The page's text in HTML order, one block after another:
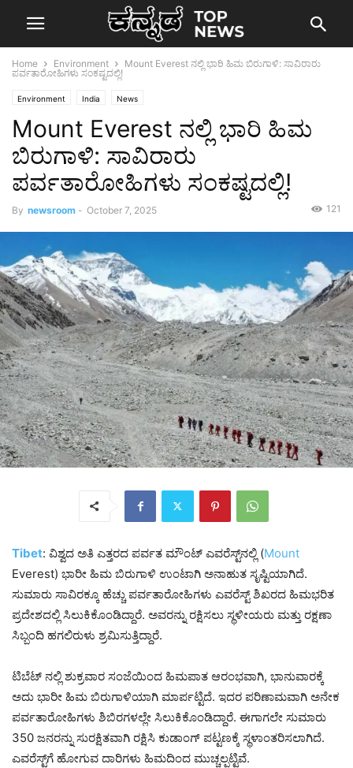
Home Environment
Mount Everest ನಲ್ಲಿ ಭಾರಿ ಹಿಮ ಬಿರುಗಾಳಿ: ಸಾವಿರಾರು
ಪರ್ವತಾರೋಹಿಗಳು ಸಂಕಷ್ಟದಲ್ಲಿ!
Environment India News
Mount Everest ನಲ್ಲಿ ಭಾರಿ ಹಿಮ
ಬಿರುಗಾಳಿ: ಸಾವಿರಾರು
ಪರ್ವತಾರೋಹಿಗಳು ಸಂಕಷ್ಟದಲ್ಲಿ!
By newsroom - October 7, 2025 121
Tibet: ವಿಶ್ವದ ಅತಿ ಎತ್ತರದ ಪರ್ವತ ಮೌಂಟ್ ಎವರೆಸ್ಟ್‌ನಲ್ಲಿ (Mount
Everest) ಭಾರೀ ಹಿಮ ಬಿರುಗಾಳಿ ಉಂಟಾಗಿ ಅನಾಹುತ ಸೃಷ್ಟಿಯಾಗಿದೆ.
ಸುಮಾರು ಸಾವಿರಕ್ಕೂ ಹೆಚ್ಚು ಪರ್ವತಾರೋಹಿಗಳು ಎವರೆಸ್ಟ್ ಶಿಖರದ ಹಿಮಭರಿತ
ಪ್ರದೇಶದಲ್ಲಿ ಸಿಲುಕಿಕೊಂಡಿದ್ದಾರೆ. ಅವರನ್ನು ರಕ್ಷಿಸಲು ಸ್ಥಳೀಯರು ಮತ್ತು ರಕ್ಷಣಾ
ಸಿಬ್ಬಂದಿ ಹಗಲಿರುಳು ಶ್ರಮಿಸುತ್ತಿದ್ದಾರೆ.
ಟಿಬೆಟ್ ನಲ್ಲಿ ಶುಕ್ರವಾರ ಸಂಜೆಯಿಂದ ಹಿಮಪಾತ ಆರಂಭವಾಗಿ, ಭಾನುವಾರಕ್ಕೆ
ಅದು ಭಾರೀ ಹಿಮ ಬಿರುಗಾಳಿಯಾಗಿ ಮಾರ್ಪಟ್ಟಿದೆ. ಇದರ ಪರಿಣಾಮವಾಗಿ ಅನೇಕ
ಪರ್ವತಾರೋಹಿಗಳು ಶಿಬಿರಗಳಲ್ಲೇ ಸಿಲುಕಿಕೊಂಡಿದ್ದಾರೆ. ಈಗಾಗಲೇ ಸುಮಾರು
350 ಜನರನ್ನು ಸುರಕ್ಷಿತವಾಗಿ ರಕ್ಷಿಸಿ ಕುಡಾಂಗ್ ಪಟ್ಟಣಕ್ಕೆ ಸ್ಥಳಾಂತರಿಸಲಾಗಿದೆ.
ಎವರೆಸ್ಟ್‌ಗೆ ಹೋಗುವ ದಾರಿಗಳು ಹಿಮದಿಂದ ಮುಚ್ಚಲ್ಪಟ್ಟಿವೆ.